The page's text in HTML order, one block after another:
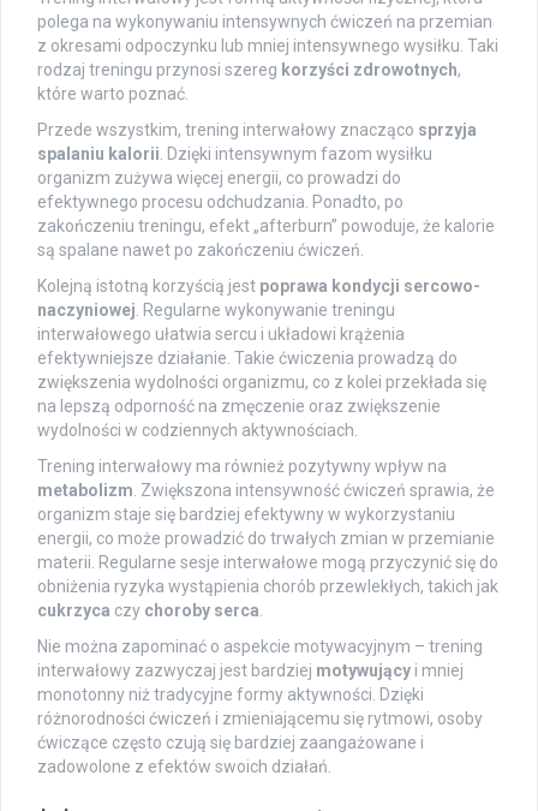
polega na wykonywaniu intensywnych ćwiczeń na przemian
z okresami odpoczynku lub mniej intensywnego wysiłku. Taki
rodzaj treningu przynosi szereg korzyści zdrowotnych,
które warto poznać.
Przede wszystkim, trening interwałowy znacząco sprzyja
spalaniu kalorii. Dzięki intensywnym fazom wysiłku
organizm zużywa więcej energii, co prowadzi do
efektywnego procesu odchudzania. Ponadto, po
zakończeniu treningu, efekt „afterburn” powoduje, że kalorie
są spalane nawet po zakończeniu ćwiczeń.
Kolejną istotną korzyścią jest poprawa kondycji sercowo-
naczyniowej. Regularne wykonywanie treningu
interwałowego ułatwia sercu i układowi krążenia
efektywniejsze działanie. Takie ćwiczenia prowadzą do
zwiększenia wydolności organizmu, co z kolei przekłada się
na lepszą odporność na zmęczenie oraz zwiększenie
wydolności w codziennych aktywnościach.
Trening interwałowy ma również pozytywny wpływ na
metabolizm. Zwiększona intensywność ćwiczeń sprawia, że
organizm staje się bardziej efektywny w wykorzystaniu
energii, co może prowadzić do trwałych zmian w przemianie
materii. Regularne sesje interwałowe mogą przyczynić się do
obniżenia ryzyka wystąpienia chorób przewlekłych, takich jak
cukrzyca czy choroby serca.
Nie można zapominać o aspekcie motywacyjnym – trening
interwałowy zazwyczaj jest bardziej motywujący i mniej
monotonny niż tradycyjne formy aktywności. Dzięki
różnorodności ćwiczeń i zmieniającemu się rytmowi, osoby
ćwiczące często czują się bardziej zaangażowane i
zadowolone z efektów swoich działań.